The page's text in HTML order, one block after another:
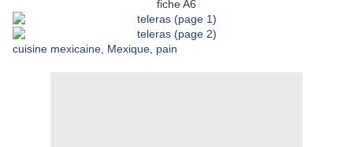
fiche A6
cuisine mexicaine, Mexique pain